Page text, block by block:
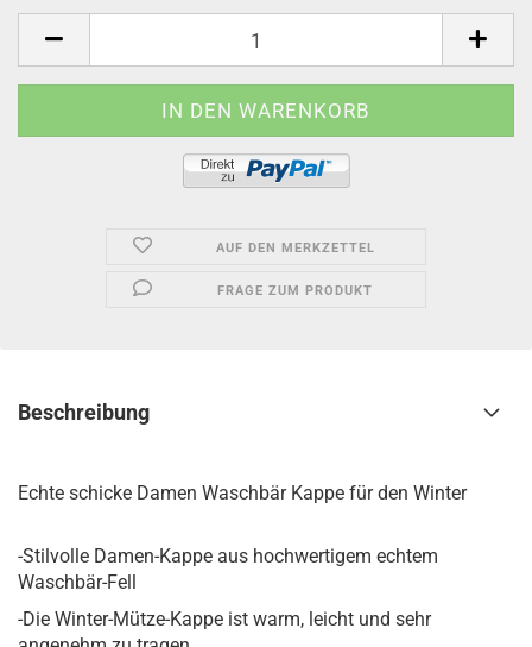
AUF DEN MERKZETTEL
FRAGE ZUM PRODUKT
Beschreibung
Echte schicke Damen Waschbär Kappe für den Winter
-Stilvolle Damen-Kappe aus hochwertigem echtem
Waschbär-Fell
-Die Winter-Mütze-Kappe ist warm, leicht und sehr